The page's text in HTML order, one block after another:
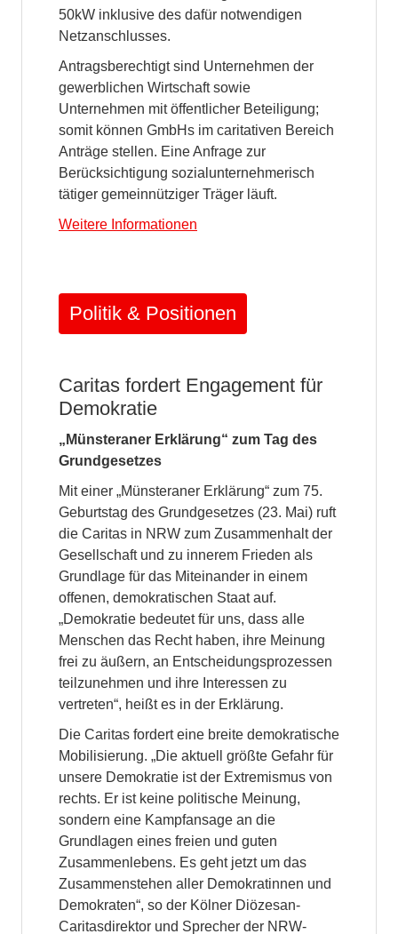
50kW inklusive des dafür notwendigen
Netzanschlusses.
Antragsberechtigt sind Unternehmen der
gewerblichen Wirtschaft sowie
Unternehmen mit öffentlicher Beteiligung;
somit können GmbHs im caritativen Bereich
Anträge stellen. Eine Anfrage zur
Berücksichtigung sozialunternehmerisch
tätiger gemeinnütziger Träger läuft.
Weitere Informationen
Politik & Positionen
Caritas fordert Engagement für
Demokratie
„Münsteraner Erklärung“ zum Tag des
Grundgesetzes
Mit einer „Münsteraner Erklärung“ zum 75.
Geburtstag des Grundgesetzes (23. Mai) ruft
die Caritas in NRW zum Zusammenhalt der
Gesellschaft und zu innerem Frieden als
Grundlage für das Miteinander in einem
offenen, demokratischen Staat auf.
„Demokratie bedeutet für uns, dass alle
Menschen das Recht haben, ihre Meinung
frei zu äußern, an Entscheidungsprozessen
teilzunehmen und ihre Interessen zu
vertreten“, heißt es in der Erklärung.
Die Caritas fordert eine breite demokratische
Mobilisierung. „Die aktuell größte Gefahr für
unsere Demokratie ist der Extremismus von
rechts. Er ist keine politische Meinung,
sondern eine Kampfansage an die
Grundlagen eines freien und guten
Zusammenlebens. Es geht jetzt um das
Zusammenstehen aller Demokratinnen und
Demokraten“, so der Kölner Diözesan-
Caritasdirektor und Sprecher der NRW-